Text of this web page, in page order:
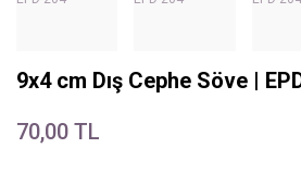
9x4 cm Dış Cephe Söve |
70,00 TL